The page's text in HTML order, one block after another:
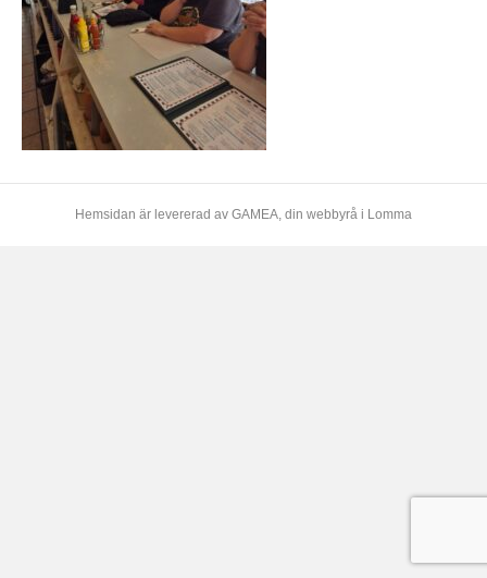
Hemsidan är levererad av GAMEA, din webbyrå i Lomma